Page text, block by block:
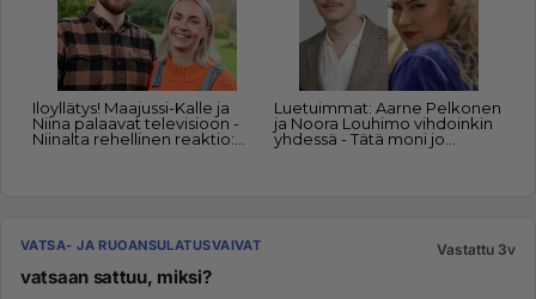
VATSA- JA RUOANSULATUSVAIVAT Vastattu 3v
vatsaan sattuu, miksi?